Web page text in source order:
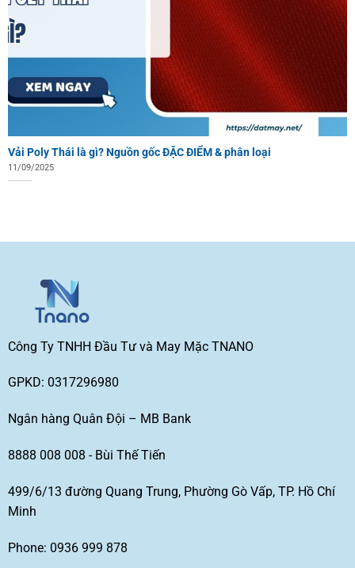
Vải Poly Thái là gì? Nguồn gốc ĐẶC ĐIỂM & phân loại
11/09/2025
Công Ty TNHH Đầu Tư và May Mặc TNANO
GPKD: 0317296980
Ngân hàng Quân Đội – MB Bank
8888 008 008 - Bùi Thế Tiến
499/6/13 đường Quang Trung, Phường Gò Vấp, TP. Hồ Chí
Minh
Phone: 0936 999 878